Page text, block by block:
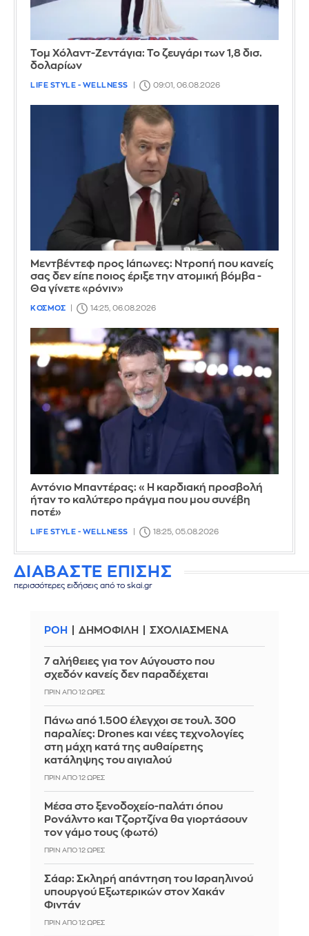
Τομ Χόλαντ-Ζεντάγια: Το ζευγάρι των 1,8 δισ.
δολαρίων
LIFE STYLE - WELLNESS 09:01, 06.08.2026
Μεντβέντεφ προς Ιάπωνες: Ντροπή που κανείς
σας δεν είπε ποιος έριξε την ατομική βόμβα -
Θα γίνετε «ρόνιν»
ΚΟΣΜΟΣ 14:25, 06.08.2026
Αντόνιο Μπαντέρας: «Η καρδιακή προσβολή
ήταν το καλύτερο πράγμα που μου συνέβη
ποτέ»
LIFE STYLE - WELLNESS 18:25, 05.08.2026
ΔΙΑΒΑΣΤΕ ΕΠΙΣΗΣ
περισσότερες ειδήσεις από το skai.gr
ΡΟΗ ΔΗΜΟΦΙΛΗ ΣΧΟΛΙΑΣΜΕΝΑ
7 αλήθειες για τον Αύγουστο που
σχεδόν κανείς δεν παραδέχεται
ΠΡΙΝ ΑΠΌ 12 ΏΡΕΣ
Πάνω από 1.500 έλεγχοι σε τουλ. 300
παραλίες: Drones και νέες τεχνολογίες
στη μάχη κατά της αυθαίρετης
κατάληψης του αιγιαλού
ΠΡΙΝ ΑΠΌ 12 ΏΡΕΣ
Μέσα στο ξενοδοχείο-παλάτι όπου
Ρονάλντο και Τζορτζίνα θα γιορτάσουν
τον γάμο τους (φωτό)
ΠΡΙΝ ΑΠΌ 12 ΏΡΕΣ
Σάαρ: Σκληρή απάντηση του Ισραηλινού
υπουργού Εξωτερικών στον Χακάν
Φιντάν
ΠΡΙΝ ΑΠΌ 12 ΏΡΕΣ